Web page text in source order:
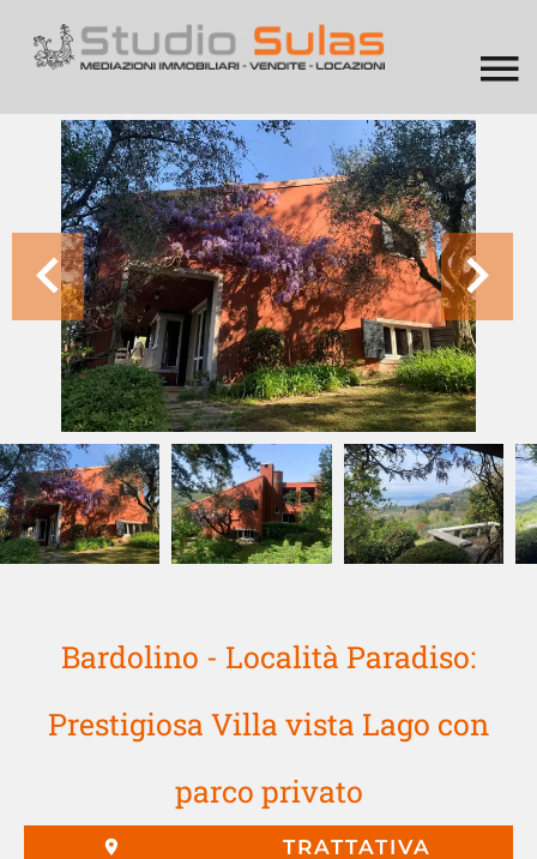
Bardolino - Località Paradiso:
Prestigiosa Villa vista Lago con
parco privato
TRATTATIVA